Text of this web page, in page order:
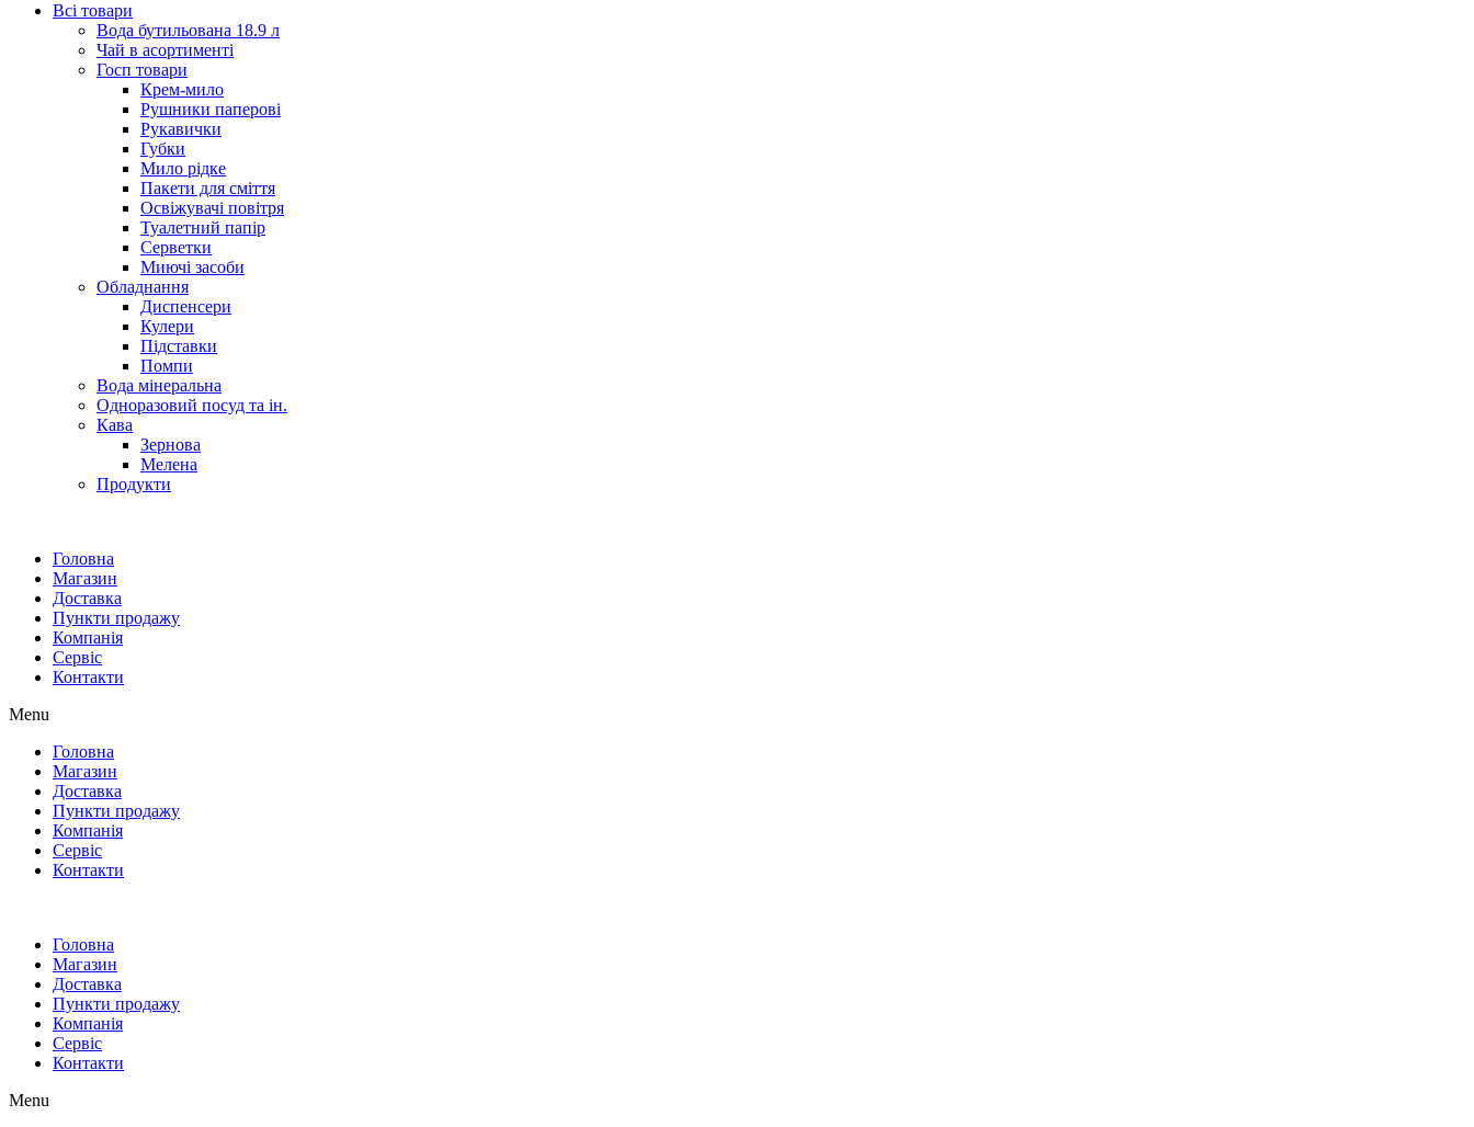
Всі товари
Вода бутильована 18.9 л
Чай в асортименті
Госп товари
Крем-мило
Рушники паперові
Рукавички
Губки
Мило рідке
Пакети для сміття
Освіжувачі повітря
Туалетний папір
Серветки
Миючі засоби
Обладнання
Диспенсери
Кулери
Підставки
Помпи
Вода мінеральна
Одноразовий посуд та ін.
Кава
Зернова
Мелена
Продукти
Головна
Магазин
Доставка
Пункти продажу
Компанія
Сервіс
Контакти
Menu
Головна
Магазин
Доставка
Пункти продажу
Компанія
Сервіс
Контакти
Головна
Магазин
Доставка
Пункти продажу
Компанія
Сервіс
Контакти
Menu